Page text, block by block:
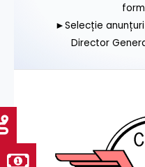
►Selecție
Director